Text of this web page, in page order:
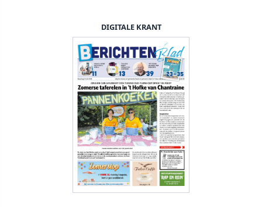
DIGITALE KRANT